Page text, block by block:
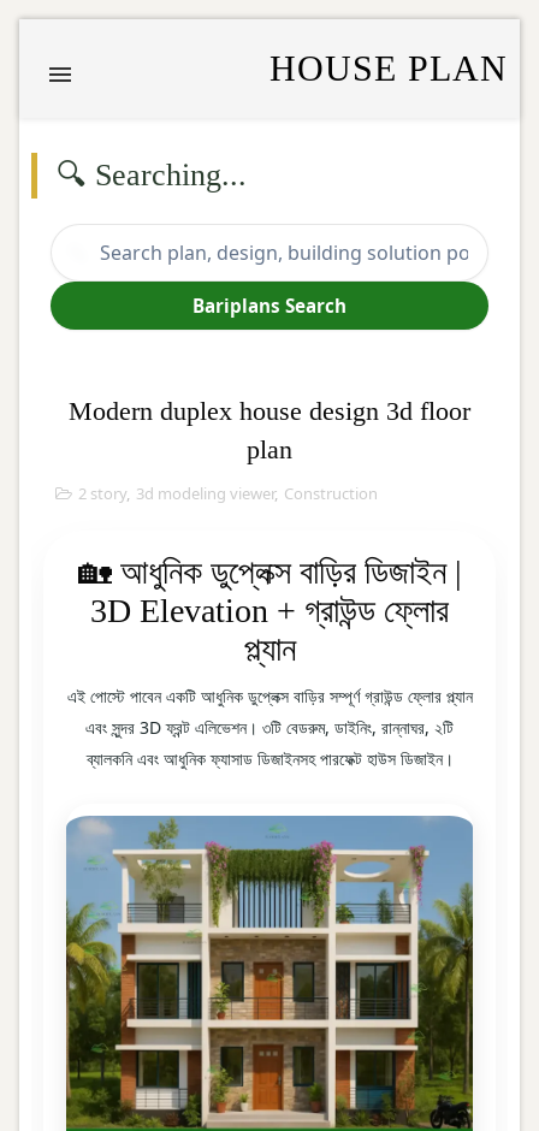
HOUSE PLAN
🔍 Searching...
Bariplans Search
Modern duplex house design 3d floor
plan
2 story 3d modeling viewer, Construction
🏡 আধুনিক ডুপ্লেক্স বাড়ির ডিজাইন |
3D Elevation + গ্রাউন্ড ফ্লোর
প্ল্যান
এই পোস্টে পাবেন একটি আধুনিক ডুপ্লেক্স বাড়ির সম্পূর্ণ গ্রাউন্ড ফ্লোর প্ল্যান
এবং সুন্দর 3D ফ্রন্ট এলিভেশন। ৩টি বেডরুম, ডাইনিং, রান্নাঘর, ২টি
ব্যালকনি এবং আধুনিক ফ্যাসাড ডিজাইনসহ পারফেক্ট হাউস ডিজাইন।